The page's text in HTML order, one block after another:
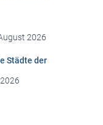
2026
Städte der